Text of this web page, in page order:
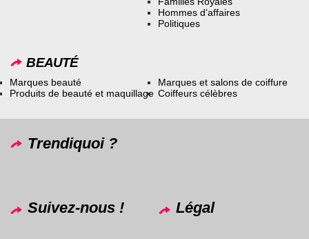
Hommes d’affaires
Politiques
BEAUTÉ
Marques beauté
Produits de beauté et maquillage
Marques et salons de coiffure
Coiffeurs célèbres
Trendiquoi ?
Suivez-nous ! Légal